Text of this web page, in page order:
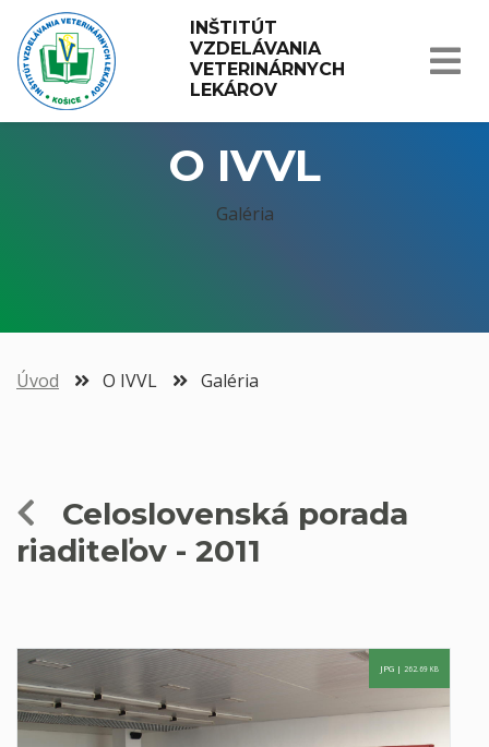
INŠTITÚT
VZDELÁVANIA
VETERINÁRNYCH
LEKÁROV
O IVVL
Galéria
Úvod O IVVL Galéria
Celoslovenská porada
riaditeľov - 2011
JPG | 262.69 KB